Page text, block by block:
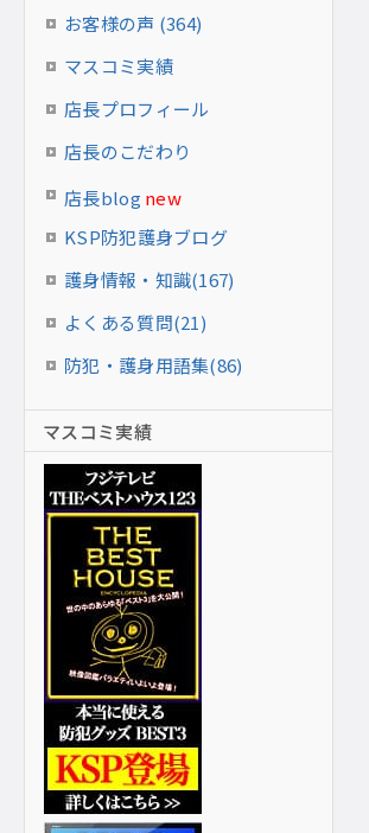
お客様の声 (364)
マスコミ実績
店長プロフィール
店長のこだわり
店長blog new
KSP防犯護身ブログ
護身情報・知識(167)
よくある質問(21)
防犯・護身用語集(86)
マスコミ実績